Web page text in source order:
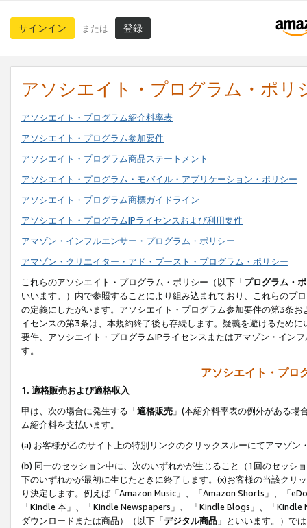
サインイン または 登録
アソシエイト・プログラム・ポリ
アソシエイト・プログラム紹介料率表
アソシエイト・プログラム参加要件
アソシエイト・プログラム商品ステートメント
アソシエイト・プログラム・モバイル・アプリケーション・ポリシー
アソシエイト・プログラム商標ガイドライン
アソシエイト・プログラムIPライセンスおよび利用要件
アマゾン・インフルエンサー・プログラム・ポリシー
アマゾン・クリエイター・アド・ブースト・プログラム・ポリシー
これらのアソシエイト・プログラム・ポリシー（以下「プログラム・
いいます。）内で参照することにより組み込まれており、これらのプ
の定義にしたがいます。アソシエイト・プログラム参加要件の第3条
イセンスの第3条は、本規約終了後も存続します。疑義を避けるため
要件、アソシエイト・プログラムIPライセンスまたはアマゾン・イン
す。
アソシエイト・プロ
1. 適格販売および適格収入
甲は、次の場合に発生する「適格販売 」(本紹介料率表の例外がある
ム紹介料を支払います。
(a) お客様が乙のサイト上の特別リンクのクリックスルーにてアマゾン
(b) 同一のセッション中に、次のいずれかが生じること（1回のセッシ
下のいずれかが最初に生じたときに終了します。(x)お客様の当該ク
り決定します。例えば「Amazon Music」、「Amazon Shorts」、「
「Kindle 本」、「Kindle Newspapers」、 「Kindle Blogs」、「
ダウンロードまたは商品）（以下「デジタル商品 」といいます。）で